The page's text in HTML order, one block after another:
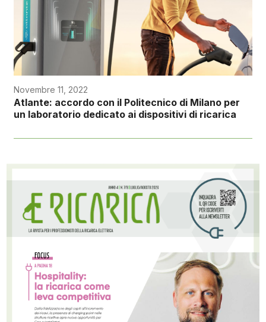
Novembre 11, 2022
Atlante: accordo con il Politecnico di Milano per
un laboratorio dedicato ai dispositivi di ricarica